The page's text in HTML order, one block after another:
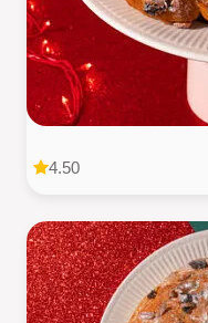
4.50